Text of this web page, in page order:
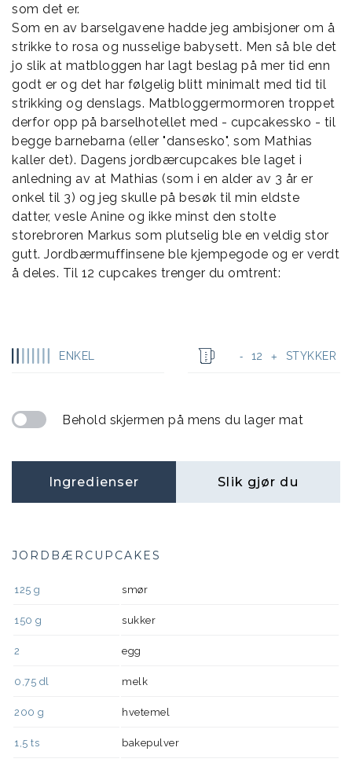
som det er.
Som en av barselgavene hadde jeg ambisjoner om å
strikke to rosa og nusselige babysett. Men så ble det
jo slik at matbloggen har lagt beslag på mer tid enn
godt er og det har følgelig blitt minimalt med tid til
strikking og denslags. Matbloggermormoren troppet
derfor opp på barselhotellet med - cupcakessko - til
begge barnebarna (eller "dansesko", som Mathias
kaller det). Dagens jordbærcupcakes ble laget i
anledning av at Mathias (som i en alder av 3 år er
onkel til 3) og jeg skulle på besøk til min eldste
datter, vesle Anine og ikke minst den stolte
storebroren Markus som plutselig ble en veldig stor
gutt. Jordbærmuffinsene ble kjempegode og er verdt
å deles. Til 12 cupcakes trenger du omtrent:
ENKEL - 12 + STYKKER
Behold skjermen på mens du lager mat
Ingredienser Slik gjør du
JORDBÆRCUPCAKES
125 g smør
150 g sukker
2 egg
0,75 dl melk
200 g hvetemel
1,5 ts bakepulver